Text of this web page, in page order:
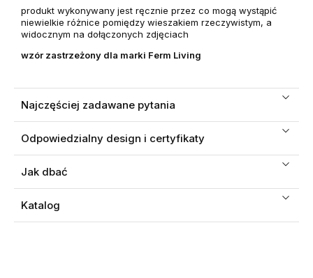
produkt wykonywany jest ręcznie przez co mogą wystąpić
niewielkie różnice pomiędzy wieszakiem rzeczywistym, a
widocznym na dołączonych zdjęciach
wzór zastrzeżony dla marki Ferm Living
Najczęściej zadawane pytania
Odpowiedzialny design i certyfikaty
Jak dbać
Katalog